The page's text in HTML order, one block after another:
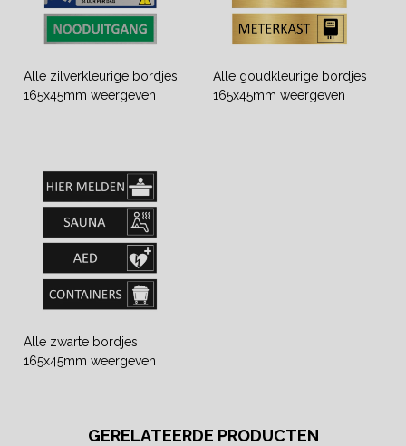
Alle zilverkleurige bordjes
165x45mm weergeven
Alle goudkleurige bordjes
165x45mm weergeven
Alle zwarte bordjes
165x45mm weergeven
GERELATEERDE PRODUCTEN